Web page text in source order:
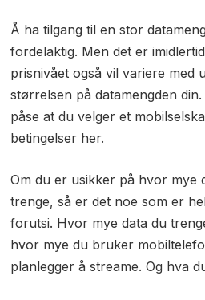
Å ha tilgang til en stor
fordelaktig. Men det er
prisnivået også vil variere med
størrelsen på datamengden
påse at du velger et
betingelser her.
Om du er usikker på hvor mye
trenge, så er det noe som er
forutsi. Hvor mye data du
hvor mye du bruker
planlegger å streame. Og hva